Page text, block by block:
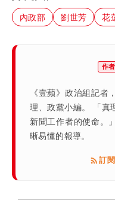
內政部 劉世芳 花
作
《壹蘋》政治組記者
理、政黨小編。 「真
新聞工作者的使命。
晰易懂的報導。
訂